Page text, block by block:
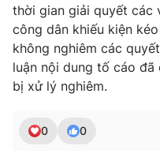
thời gian giải quyết các
công dân khiếu kiện
không nghiêm các
luận nội dung tố cáo
bị xử lý nghiêm.
0 0